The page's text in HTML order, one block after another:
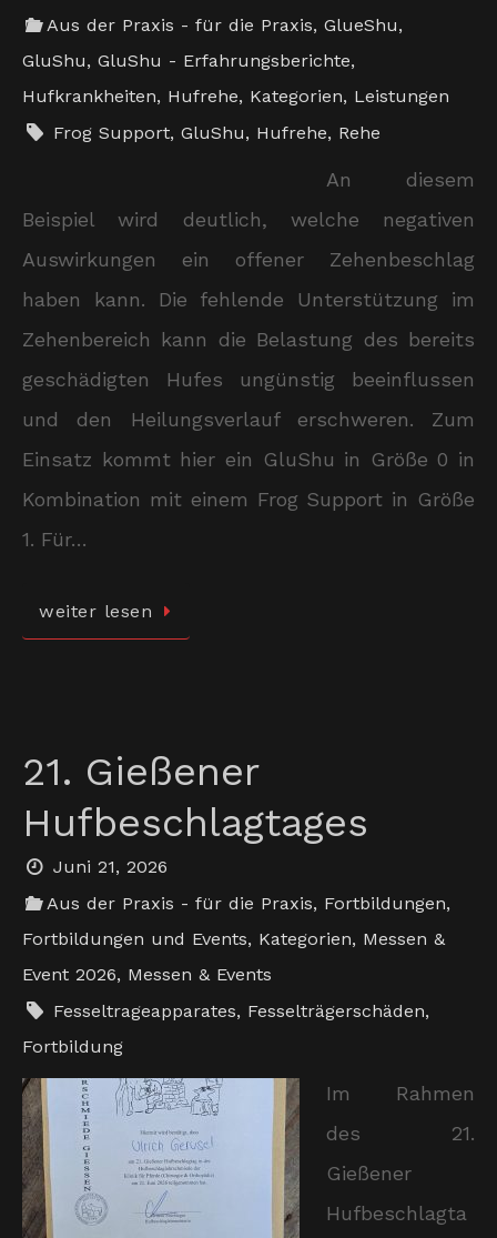
Aus der Praxis - für die Praxis,GlueShu,
GluShu, GluShu - Erfahrungsberichte,
Hufkrankheiten, Hufrehe, Kategorien, Leistungen
Frog Support,GluShu, Hufrehe, Rehe
An diesem
Beispiel wird deutlich, welche negativen
Auswirkungen ein offener Zehenbeschlag
haben kann. Die fehlende Unterstützung im
Zehenbereich kann die Belastung des bereits
geschädigten Hufes ungünstig beeinflussen
und den Heilungsverlauf erschweren. Zum
Einsatz kommt hier ein GluShu in Größe 0 in
Kombination mit einem Frog Support in Größe
1. Für…
weiter lesen
21. Gießener
Hufbeschlagtages
Juni 21, 2026
Aus der Praxis - für die Praxis, Fortbildungen,
Fortbildungen und Events, Kategorien, Messen &
Event 2026, Messen & Events
Fesseltrageapparates, Fesselträgerschäden,
Fortbildung
Im Rahmen
des 21.
Gießener
Hufbeschlagta